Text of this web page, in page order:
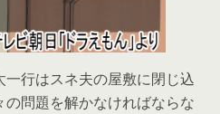
行はスネ夫の屋敷に閉じ込
問題を解かなければならな